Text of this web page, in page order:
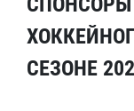
СЕЗОНЕ